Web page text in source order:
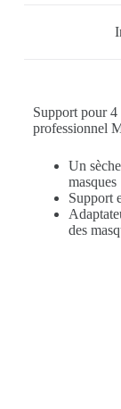
Support pour 4
professionnel
Un
masques
Support
des